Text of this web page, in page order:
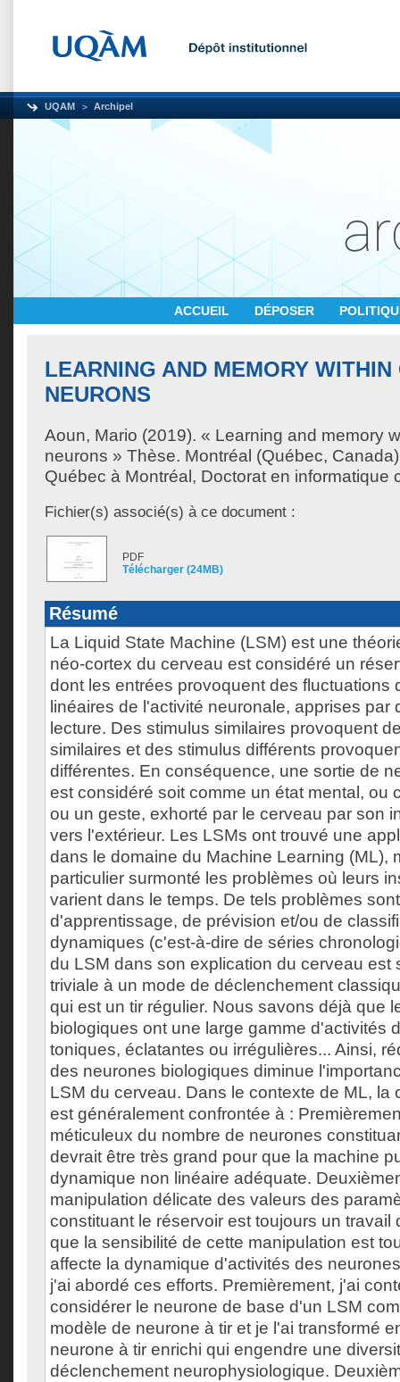
UQAM Archipel
ACCUEIL DÉPOSER
LEARNING AND MEMORY WITHIN
NEURONS
Aoun, Mario (2019). « Learning and memory
neurons » Thèse. Montréal (Québec,
Québec à Montréal, Doctorat en informatique
Fichier(s) associé(s) à ce document :
PDF
Télécharger (24MB)
Résumé
La Liquid State Machine (LSM) est une
néo-cortex du cerveau est considéré un
dont les entrées provoquent des fluctuations
linéaires de l'activité neuronale, apprises par
lecture. Des stimulus similaires provoquent
similaires et des stimulus différents
différentes. En conséquence, une sortie de
est considéré soit comme un état mental, ou
ou un geste, exhorté par le cerveau par son
vers l'extérieur. Les LSMs ont trouvé une
dans le domaine du Machine Learning (ML),
particulier surmonté les problèmes où leurs
varient dans le temps. De tels problèmes
d'apprentissage, de prévision et/ou de
dynamiques (c'est-à-dire de séries
du LSM dans son explication du cerveau est
triviale à un mode de déclenchement
qui est un tir régulier. Nous savons déjà que
biologiques ont une large gamme d'activités
toniques, éclatantes ou irrégulières... Ainsi,
des neurones biologiques diminue
LSM du cerveau. Dans le contexte de ML, la
est généralement confrontée à :
méticuleux du nombre de neurones
devrait être très grand pour que la machine
dynamique non linéaire adéquate.
manipulation délicate des valeurs des
constituant le réservoir est toujours un travail
que la sensibilité de cette manipulation est
affecte la dynamique d'activités des
j'ai abordé ces efforts. Premièrement, j'ai
considérer le neurone de base d'un LSM
modèle de neurone à tir et je l'ai transformé
neurone à tir enrichi qui engendre une
déclenchement neurophysiologique.